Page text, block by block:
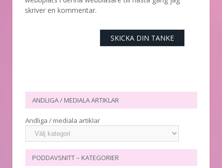
skriver en kommentar.
ANDLIGA / MEDIALA ARTIKLAR
Andliga / mediala artiklar
PODDAVSNITT – KATEGORIER